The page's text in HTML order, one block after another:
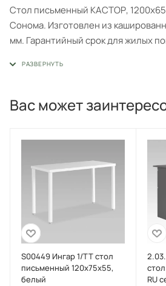
Стол письменный КАСТОР,
Сонома. Изготовлен из
мм. Гарантийный срок для жилых
Вас может
S00449 Ингар 1/ТТ стол
письменный 120x75x55,
белый
RU